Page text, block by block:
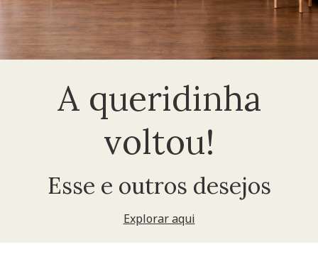
A queridinha
voltou!
Esse e outros desejos
Explorar aqui